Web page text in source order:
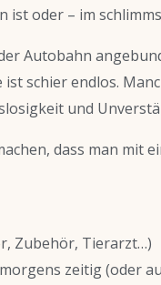
oder – im
Autobahn
schier endlos.
und
dass man mit
Zubehör, Tierarzt…)
zeitig (oder